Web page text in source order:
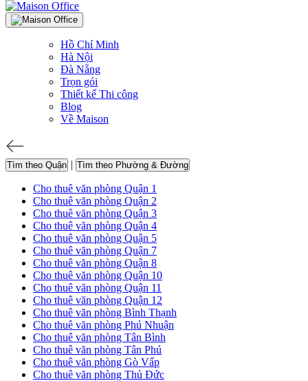
Hồ Chí Minh
Hà Nội
Đà Nẵng
Trọn gói
Thiết kế Thi công
Blog
Về Maison
Tìm theo Quận | Tìm theo Phường & Đường
Cho thuê văn phòng Quận 1
Cho thuê văn phòng Quận 2
Cho thuê văn phòng Quận 3
Cho thuê văn phòng Quận 4
Cho thuê văn phòng Quận 5
Cho thuê văn phòng Quận 7
Cho thuê văn phòng Quận 8
Cho thuê văn phòng Quận 10
Cho thuê văn phòng Quận 11
Cho thuê văn phòng Quận 12
Cho thuê văn phòng Bình Thạnh
Cho thuê văn phòng Phú Nhuận
Cho thuê văn phòng Tân Bình
Cho thuê văn phòng Tân Phú
Cho thuê văn phòng Gò Vấp
Cho thuê văn phòng Thủ Đức